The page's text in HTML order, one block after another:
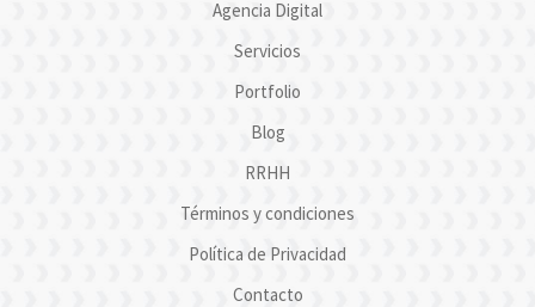
Agencia Digital
Servicios
Portfolio
Blog
RRHH
Términos y condiciones
Política de Privacidad
Contacto